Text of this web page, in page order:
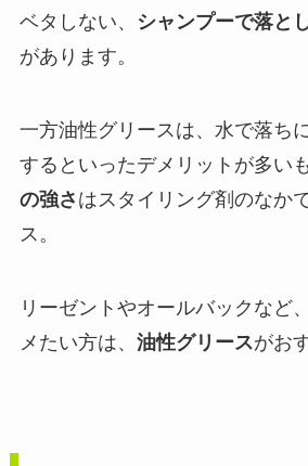
ベタしない、
シャンプーで落と
があります。
一方油性グリースは、水で落ち
するといったデメリットが多いも
の強さ はスタイリング剤のなか
ス。
リーゼントやオールバックなど
メたい方は、 油性グリースがお